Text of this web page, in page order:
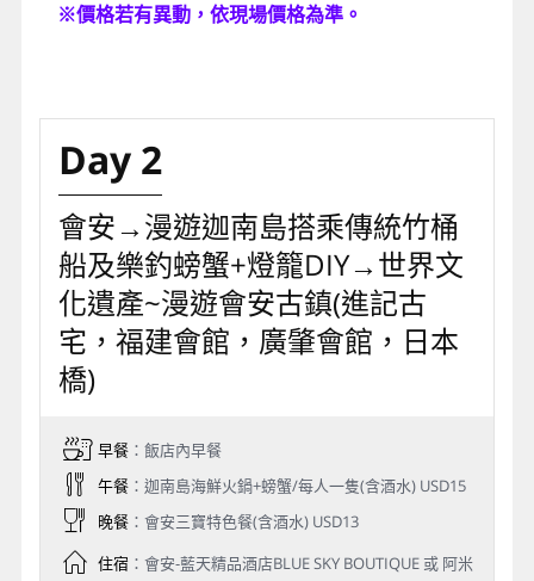
※價格若有異動，依現場價格為準。
Day 2
會安→漫遊迦南島搭乘傳統竹桶
船及樂釣螃蟹+燈籠DIY→世界文
化遺產~漫遊會安古鎮(進記古
宅，福建會館，廣肇會館，日本
橋)
早餐：飯店內早餐
午餐：迦南島海鮮火鍋+螃蟹/每人一隻(含酒水) USD15
晚餐：會安三寶特色餐(含酒水) USD13
住宿：會安-藍天精品酒店BLUE SKY BOUTIQUE 或 阿米